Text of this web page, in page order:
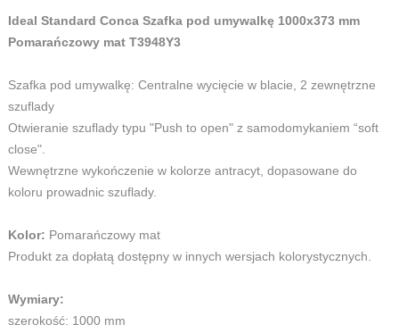
Ideal Standard Conca Szafka pod umywalkę 1000x373 mm
Pomarańczowy mat T3948Y3
Szafka pod umywalkę: Centralne wycięcie w blacie , 2 zewnętrzne
szuflady
Otwieranie szuflady typu "Push to open" z samodomykaniem “soft
close".
Wewnętrzne wykończenie w kolorze antracyt, dopasowane do
koloru prowadnic szuflady.
Kolor: Pomarańczowy mat
Produkt za dopłatą dostępny w innych wersjach kolorystycznych.
Wymiary:
szerokość: 1000 mm